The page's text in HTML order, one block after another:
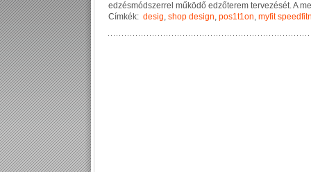
edzésmódszerre mű ködő edzőterem tervezését.A me
Címkék: desig, shop design, pos1t1on, myfit